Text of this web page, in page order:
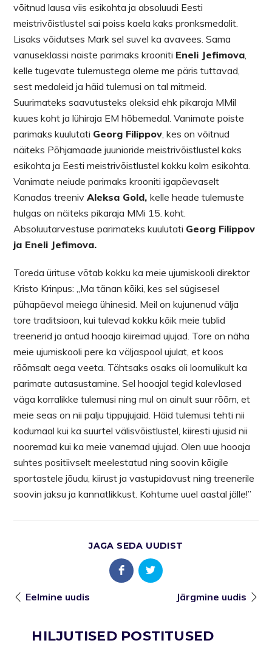
võitnud lausa viis esikohta ja absoluudi Eesti
meistrivõistlustel sai poiss kaela kaks pronksmedalit.
Lisaks võidutses Mark sel suvel ka avavees. Sama
vanuseklassi naiste parimaks krooniti Eneli Jefimova
kelle tugevate tulemustega oleme me päris tuttavad,
sest medaleid ja häid tulemusi on tal mitmeid.
Suurimateks saavutusteks oleksid ehk pikaraja MMil
kuues koht ja lühiraja EM hõbemedal. Vanimate poiste
parimaks kuulutati Georg Filippov , kes on võitnud
näiteks Põhjamaade juunioride meistrivõistlustel kaks
esikohta ja Eesti meistrivõistlustel kokku kolm esikohta.
Vanimate neiude parimaks krooniti igapäevaselt
Kanadas treenivAleksa Gold,kelle heade tulemuste
hulgas on näiteks pikaraja MMi 15. koht.
Absoluutarvestuse parimateks kuulutati Georg Filippov
ja Eneli Jefimova.
Toreda ürituse võtab kokku ka meie ujumiskooli direktor
Kristo Krinpus: ,,Ma tänan kõiki, kes sel sügisesel
pühapäeval meiega ühinesid. Meil on kujunenud välja
tore traditsioon, kui tulevad kokku kõik meie tublid
treenerid ja antud hooaja kiireimad ujujad. Tore on näha
meie ujumiskooli pere ka väljaspool ujulat, et koos
rõõmsalt aega veeta. Tähtsaks osaks oli loomulikult ka
parimate autasustamine. Sel hooajal tegid kalevlased
väga korralikke tulemusi ning mul on ainult suur rõõm, et
meie seas on nii palju tippujujaid. Häid tulemusi tehti nii
kodumaal kui ka suurtel välisvõistlustel, kiiresti ujusid nii
nooremad kui ka meie vanemad ujujad. Olen uue hooaja
suhtes positiivselt meelestatud ning soovin kõigile
sportastele jõudu, kiirust ja vastupidavust ning treenerile
soovin jaksu ja kannatlikkust. Kohtume uuel aastal jälle!”
JAGA SEDA UUDIST
Eelmine uudis Järgmine uudis
HILJUTISED POSTITUSED